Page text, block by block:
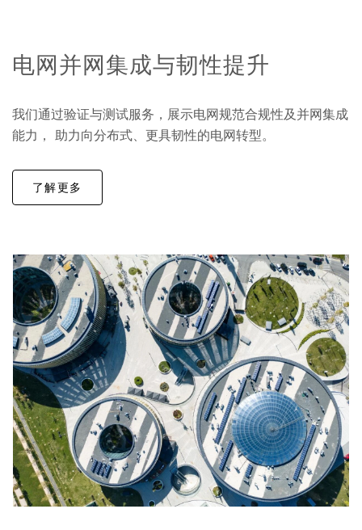
电网并网集成与韧性提升
我们通过验证与测试服务，展示电网规范合规性及并网集成
能力， 助力向分布式、更具韧性的电网转型。
了解更多